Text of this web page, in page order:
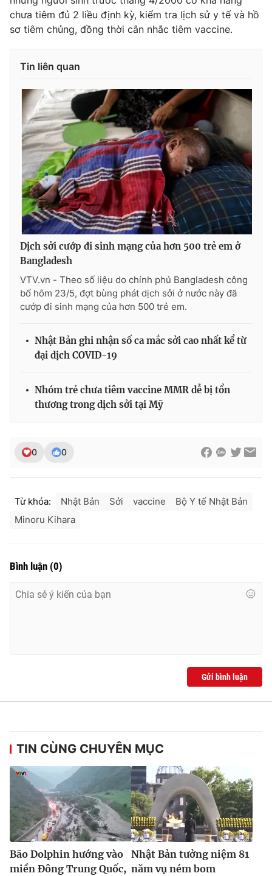
Ðiện thoại Thời báo VTV:024.66 897 897
Email:
toasoan@vtv.vn
® Cấm sao chép dưới mọi hình thức nếu không có sự chấp
thuận bằng văn bản. Ghi rõ nguồn VTV.vn khi phát hành lại
thông tin từ website này.
chưa tiêm đủ 2 liều định kỳ, kiểm tra lịch sử y tế và hồ
sơ tiêm chủng, đồng thời cân nhắc tiêm vaccine.
Tin liên quan
Dịch sởi cướp đi sinh mạng của hơn 500 trẻ em ở
Bangladesh
VTV.vn - Theo số liệu do chính phủ Bangladesh công
bố hôm 23/5, đợt bùng phát dịch sởi ở nước này đã
cướp đi sinh mạng của hơn 500 trẻ em.
Nhật Bản ghi nhận số ca mắc sởi cao nhất kể từ
đại dịch COVID-19
Nhóm trẻ chưa tiêm vaccine MMR dễ bị tổn
thương trong dịch sởi tại Mỹ
0 0
Từ khóa: Nhật Bản Sởi vaccine
Bộ Y tế Nhật Bản
Minoru Kihara
Bình luận (0)
Gửi bình luận
TIN CÙNG CHUYÊN MỤC
Bão Dolphin hướng vào
miền Đông Trung Quốc,
Nhật Bản tưởng niệm 81
năm vụ ném bom